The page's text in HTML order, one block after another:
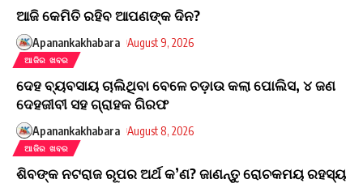
ଆଜି କେମିତି ରହିବ ଆପଣଙ୍କ ଦିନ?
Apanankakhabara August 9, 2026
ଆଜିର ଖବର
ଦେହ ବ୍ୟବସାୟ ଚାଲିଥିବା ବେଳେ ଚଡ଼ାଉ କଲା ପୋଲିସ, ୪ ଜଣ
ଦେହଜୀବୀ ସହ ଗ୍ରାହକ ଗିରଫ
Apanankakhabara August 8, 2026
ଆଜିର ଖବର
ଶିବଙ୍କ ନଟରାଜ ରୂପର ଅର୍ଥ କ’ଣ? ଜାଣନ୍ତୁ ରୋଚକମୟ ରହସ୍ୟ